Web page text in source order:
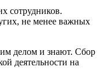
сотрудников.
не менее важных
делом и знают. Сбор
деятельности на